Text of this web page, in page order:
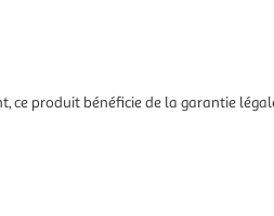
ce produit bénéficie de la garantie